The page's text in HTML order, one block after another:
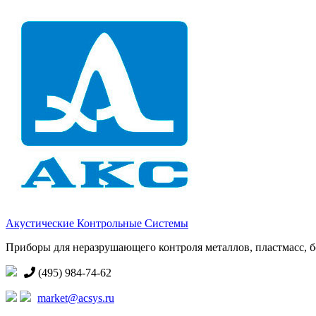
Акустические Контрольные Системы
Приборы для неразрушающего контроля металлов, пластмасс,
(495) 984-74-62
market@acsys.ru